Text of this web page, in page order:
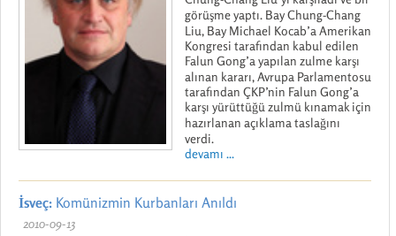
görüşme yaptı. Bay Chung-Chang
Liu, Bay Michael Kocab’a Amerikan
Kongresi tarafından kabul edilen
Falun Gong’a yapılan zulme karşı
alınan kararı, Avrupa Parlamentosu
tarafından ÇKP’nin Falun Gong’a
karşı yürüttüğü zulmü kınamak için
hazırlanan açıklama taslağını
verdi.
devamı ...
İsveç: Komünizmin Kurbanları Anıldı
2010-09-13